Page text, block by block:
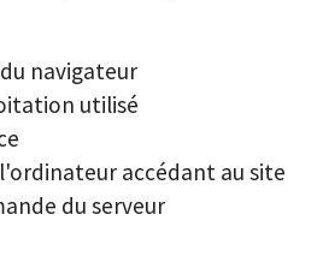
navigateur
utilisé
accédant au site
du serveur